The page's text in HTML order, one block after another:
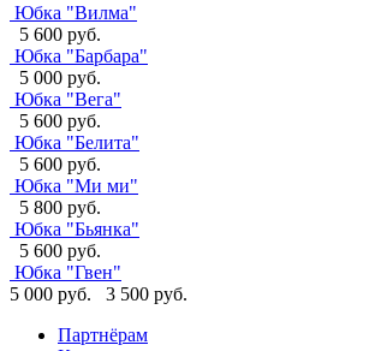
Юбка "Вилма"
5 600 руб.
Юбка "Барбара"
5 000 руб.
Юбка "Вега"
5 600 руб.
Юбка "Белита"
5 600 руб.
Юбка "Ми ми"
5 800 руб.
Юбка "Бьянка"
5 600 руб.
Юбка "Гвен"
5 000 руб.
3 500 руб.
Партнёрам